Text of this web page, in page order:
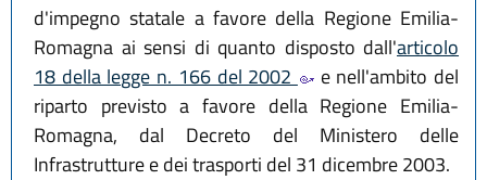
d'impegno statale a favore della Regione Emilia-
Romagna ai sensi di quanto disposto dall'articolo
18 della legge n. 166 del 2002
e nell'ambito del
riparto previsto a favore della Regione Emilia-
Romagna, dal Decreto del Ministero delle
Infrastrutture e dei trasporti del 31 dicembre 2003.